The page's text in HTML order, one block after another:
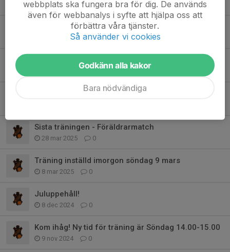
3 jan, 14:22 0
Juluppehåll och info om våren!
15 dec 2025 0
Fler engagerade föräldrar sökes!
0
Start innebandysäsong P18
Sista träningen - Föräldrarmatch
28 mar 2025 0
Träning inställd imorgon söndag 9 mars
8 mar 2025 0
Juluppehåll!
8 dec 2024 0
Kom ihåg! Ny tid för träning är Söndag 14.00-15.00
9 nov 2024 0
webbplats ska fungera bra för dig. De används
även för webbanalys i syfte att hjälpa oss att
förbättra våra tjänster.
Så använder vi cookies
Godkänn alla kakor
Bara nödvändiga